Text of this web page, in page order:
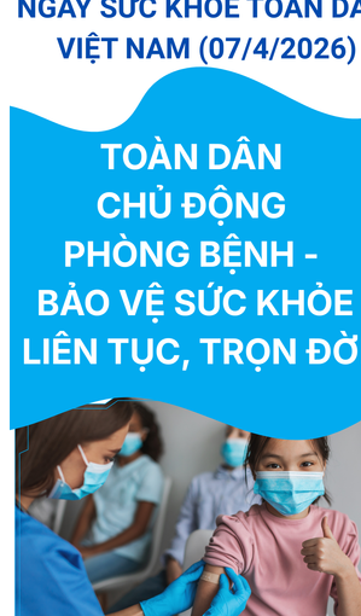
ÂM NGỮ TRỊ LIỆU CHO TRẺ RỐI